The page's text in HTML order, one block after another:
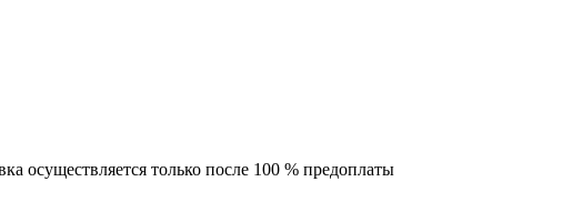
осуществляется только после 100 % предоплаты